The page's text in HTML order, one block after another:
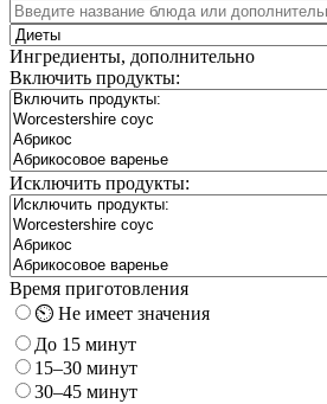
Ингредиенты, дополнительно
Включить продукты:
Исключить продукты:
Время приготовления
⏲️ Не имеет значения
До 15 минут
15–30 минут
30–45 минут